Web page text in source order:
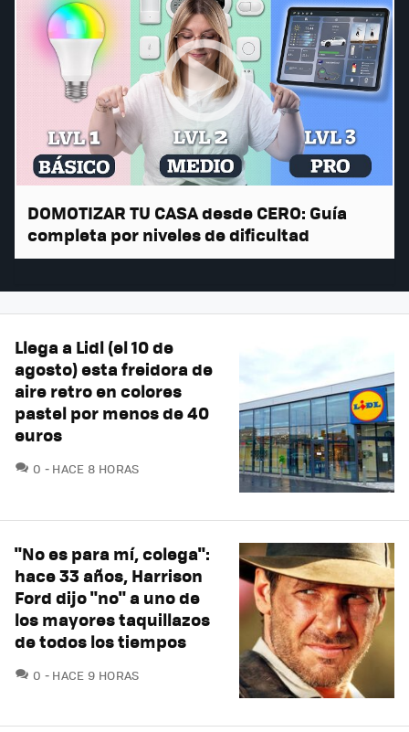
DOMOTIZAR TU CASA desde CERO: Guía
completa por niveles de dificultad
Llega a Lidl (el 10 de
agosto) esta freidora de
aire retro en colores
pastel por menos de 40
euros
0 COMENTARIOS
HACE 8 HORAS
"No es para mí, colega":
hace 33 años, Harrison
Ford dijo "no" a uno de
los mayores taquillazos
de todos los tiempos
0 COMENTARIOS
HACE 9 HORAS